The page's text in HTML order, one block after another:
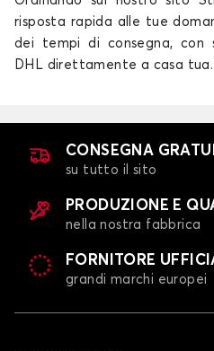
risposta rapida alle tue
dei tempi di consegna, con
DHL direttamente a casa tua.
CONSEGNA
su tutto il sito
PRODUZIONE E
nella nostra fabbrica
FORNITORE
grandi marchi europei